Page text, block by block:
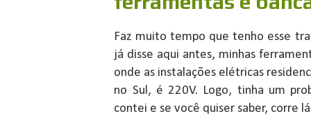
Faz muito tempo que tenho esse
já disse aqui antes, minhas
onde as instalações elétricas
no Sul, é 220V. Logo, tinha um
contei e se você quiser saber, corre